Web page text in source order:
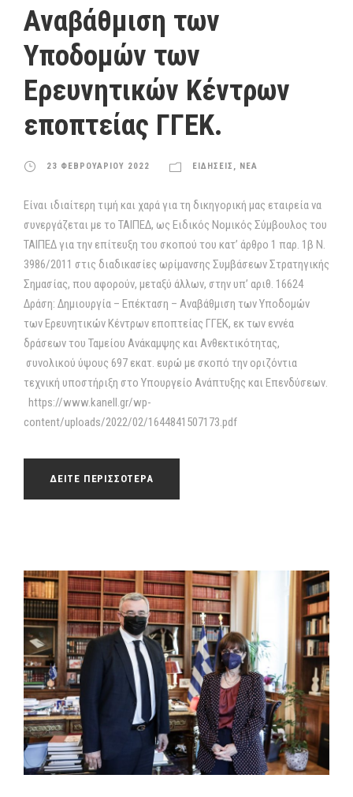
Αναβάθμιση των
Υποδομών των
Ερευνητικών Κέντρων
εποπτείας ΓΓΕΚ.
23 ΦΕΒΡΟΥΑΡΙΟΥ 2022 ΕΙΔΗΣΕΙΣ , ΝΕΑ
Είναι ιδιαίτερη τιμή και χαρά για τη δικηγορική μας εταιρεία να
συνεργάζεται με το ΤΑΙΠΕΔ, ως Ειδικός Νομικός Σύμβουλος του
ΤΑΙΠΕΔ για την επίτευξη του σκοπού του κατ’ άρθρο 1 παρ. 1β Ν.
3986/2011 στις διαδικασίες ωρίμανσης Συμβάσεων Στρατηγικής
Σημασίας, που αφορούν, μεταξύ άλλων, στην υπ’ αριθ. 16624
Δράση: Δημιουργία – Επέκταση – Αναβάθμιση των Υποδομών
των Ερευνητικών Κέντρων εποπτείας ΓΓΕΚ, εκ των εννέα
δράσεων του Ταμείου Ανάκαμψης και Ανθεκτικότητας,
συνολικού ύψους 697 εκατ. ευρώ με σκοπό την οριζόντια
τεχνική υποστήριξη στο Υπουργείο Ανάπτυξης και Επενδύσεων.
https://www.kanell.gr/wp-
content/uploads/2022/02/1644841507173.pdf
ΔΕΙΤΕ ΠΕΡΙΣΣΟΤΕΡΑ